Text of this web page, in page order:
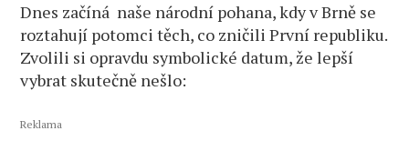
Dnes začíná naše národní pohana, kdy v Brně se
roztahují potomci těch, co zničili První republiku.
Zvolili si opravdu symbolické datum, že lepší
vybrat skutečně nešlo:
Reklama